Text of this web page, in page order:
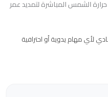
الشمس المباشرة لتمديد عمر
لأي مهام يدوية أو احترافية